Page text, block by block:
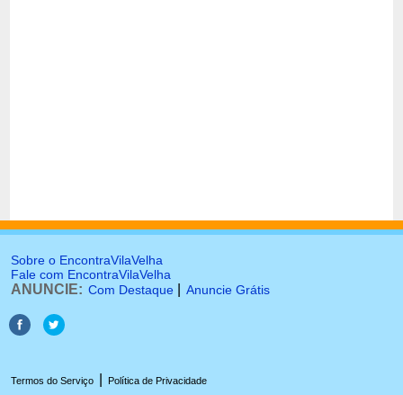
Sobre o EncontraVilaVelha
Fale com EncontraVilaVelha
ANUNCIE: Com Destaque Anuncie Grátis
Termos do Serviço Política de Privacidade